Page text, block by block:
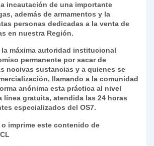
incautación de una importante
además de armamentos y la
personas dedicadas a la venta de
en nuestra Región.
máxima autoridad institucional
permanente por sacar de
nocivas sustancias y a quienes se
llamando a la comunidad
anónima esta práctica al nivel
línea gratuita, atendida las 24 horas
especializados del OS7.
imprime este contenido de